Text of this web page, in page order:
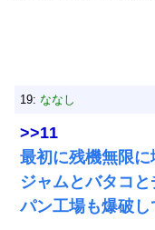
19: ななし
>>11
最初に残機無限
ジャムとバタコ
パン工場も爆破